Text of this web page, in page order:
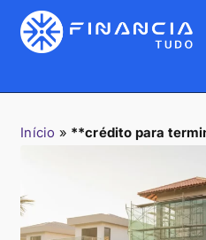
Início » **crédito para